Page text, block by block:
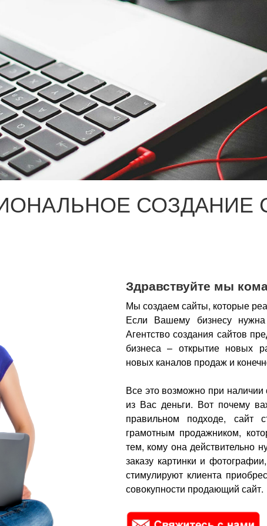
СОЗДАНИЕ
Здравствуйте мы
Мы создаем сайты, которые
Если Вашему бизнесу
Агентство создания сайтов
бизнеса – открытие новых
новых каналов продаж и
Все это возможно при наличии
из Вас деньги. Вот почему
правильном подходе, сайт
грамотным продажником,
тем, кому она действительно
заказу картинки и
стимулируют клиента
совокупности продающий сайт.